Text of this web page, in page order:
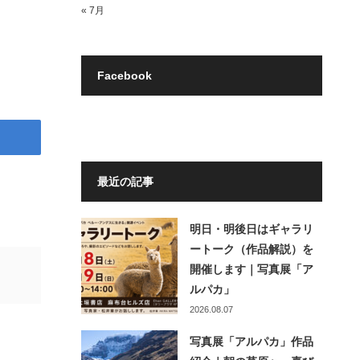
« 7月
Facebook
最近の記事
明日・明後日はギャラリ
ートーク（作品解説）を
開催します｜写真展「ア
ルパカ」
2026.08.07
写真展「アルパカ」作品